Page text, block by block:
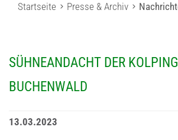
Startseite Presse & Archiv
SÜHNEANDACHT DER
BUCHENWALD
13.03.2023